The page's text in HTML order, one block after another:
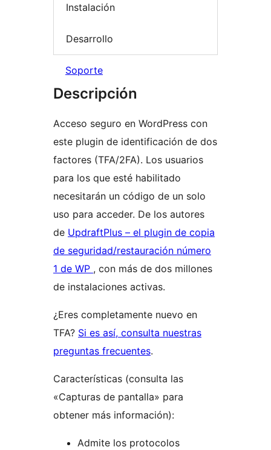
Instalación
Desarrollo
Soporte
Descripción
Acceso seguro en WordPress con
este plugin de identificación de dos
factores (TFA/2FA). Los usuarios
para los que esté habilitado
necesitarán un código de un solo
uso para acceder. De los autores
de UpdraftPlus – el plugin de copia
de seguridad/restauración número
1 de WP , con más de dos millones
de instalaciones activas.
¿Eres completamente nuevo en
TFA? Si es así, consulta nuestras
preguntas frecuentes.
Características (consulta las
«Capturas de pantalla» para
obtener más información):
Admite los protocolos